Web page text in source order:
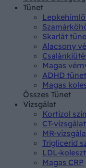
Tünet
Skarlát
Alacsony
Magas
ADHD
Magas
Összes Tünet
Vizsgálat
Kortizol
CT-vizsgálat
MR-
Triglicerid
LDL-
Magas CRP